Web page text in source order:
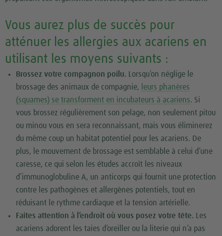
Vous aurez plus de succès pour
atténuer les allergies aux acariens en
utilisant les moyens suivants :
Brossez votre compagnon poilu. Lorsqu’on néglige le
brossage des animaux de compagnie,
leurs phanères
(squames) se transforment en incubateurs à acariens. Si
vous brossez régulièrement son pelage, non seulement pitou
ou minou vous en sera reconnaissant, mais vous éliminerez
du même coup un habitat potentiel pour les acariens. De
plus, le mouvement de brossage est semblable à celui d’une
caresse, ce qui selon les études accroît les niveaux
d’immunoglobuline A, un anticorps qui fournit une protection
contre les pathogènes et allergènes potentiels, tout en
réduisant le rythme cardiaque et la tension artérielle.
Faites attention à l’endroit où vous posez votre tête. Les
acariens adorent les taies d’oreiller ou la literie qui n’a pas